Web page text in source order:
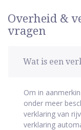
Overheid &
vragen
Wat is een
Om in
onder meer
verklaring van
verklaring